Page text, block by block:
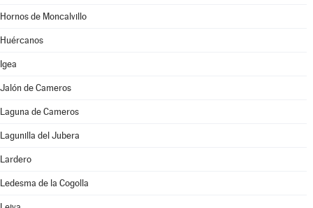
Hornos de Moncalvillo
Huércanos
Igea
Jalón de Cameros
Laguna de Cameros
Lagunilla del Jubera
Lardero
Ledesma de la Cogolla